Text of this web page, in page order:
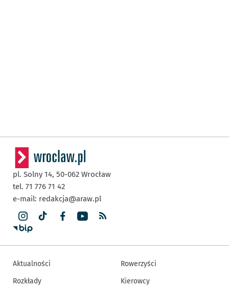
pl. Solny 14, 50-062 Wrocław
tel. 71 776 71 42
e-mail: redakcja@araw.pl
Aktualności
Rozkłady
Rowerzyści
Kierowcy